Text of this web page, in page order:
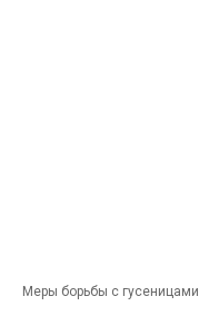
Меры борьбы с гусеницами